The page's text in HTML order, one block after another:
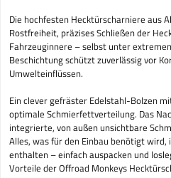
Die hochfesten Hecktürscharniere aus
Rostfreiheit, präzises Schließen der
Fahrzeuginnere – selbst unter
Beschichtung schützt zuverlässig vor
Umwelteinflüssen.
Ein clever gefräster Edelstahl-Bolzen
optimale Schmierfettverteilung. Das
integrierte, von außen unsichtbare
Alles, was für den Einbau benötigt
enthalten – einfach auspacken und
Vorteile der Offroad Monkeys